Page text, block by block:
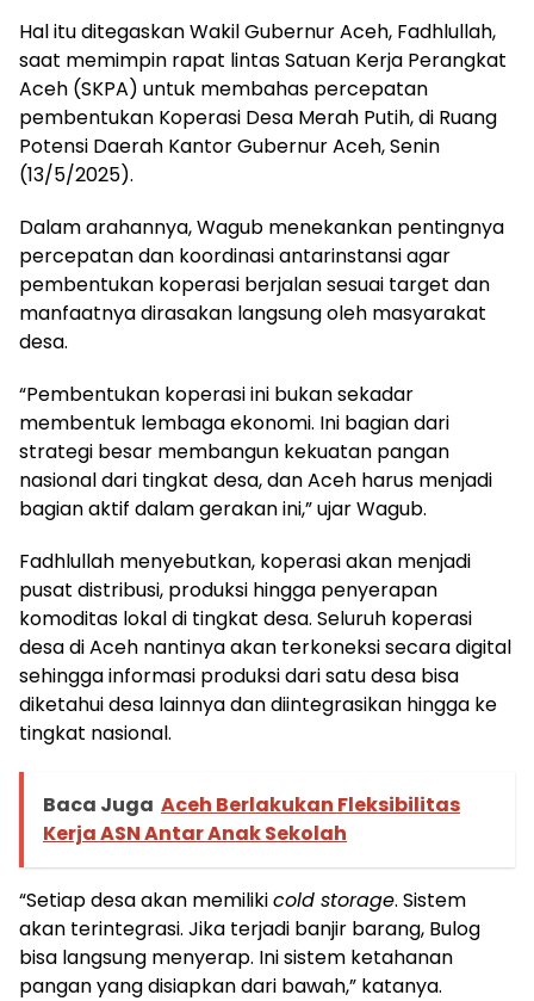
Hal itu ditegaskan Wakil Gubernur Aceh, Fadhlullah,
saat memimpin rapat lintas Satuan Kerja Perangkat
Aceh (SKPA) untuk membahas percepatan
pembentukan Koperasi Desa Merah Putih, di Ruang
Potensi Daerah Kantor Gubernur Aceh, Senin
(13/5/2025).
Dalam arahannya, Wagub menekankan pentingnya
percepatan dan koordinasi antarinstansi agar
pembentukan koperasi berjalan sesuai target dan
manfaatnya dirasakan langsung oleh masyarakat
desa.
“Pembentukan koperasi ini bukan sekadar
membentuk lembaga ekonomi. Ini bagian dari
strategi besar membangun kekuatan pangan
nasional dari tingkat desa, dan Aceh harus menjadi
bagian aktif dalam gerakan ini,” ujar Wagub.
Fadhlullah menyebutkan, koperasi akan menjadi
pusat distribusi, produksi hingga penyerapan
komoditas lokal di tingkat desa. Seluruh koperasi
desa di Aceh nantinya akan terkoneksi secara digital
sehingga informasi produksi dari satu desa bisa
diketahui desa lainnya dan diintegrasikan hingga ke
tingkat nasional.
Baca Juga Aceh Berlakukan Fleksibilitas
Kerja ASN Antar Anak Sekolah
“Setiap desa akan memilikicold storage. Sistem
akan terintegrasi. Jika terjadi banjir barang, Bulog
bisa langsung menyerap. Ini sistem ketahanan
pangan yang disiapkan dari bawah,” katanya.